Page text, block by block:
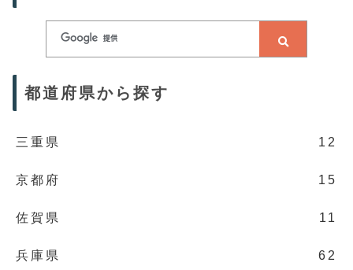
都道府県から探す
三重県 12
京都府 15
佐賀県 11
兵庫県 62